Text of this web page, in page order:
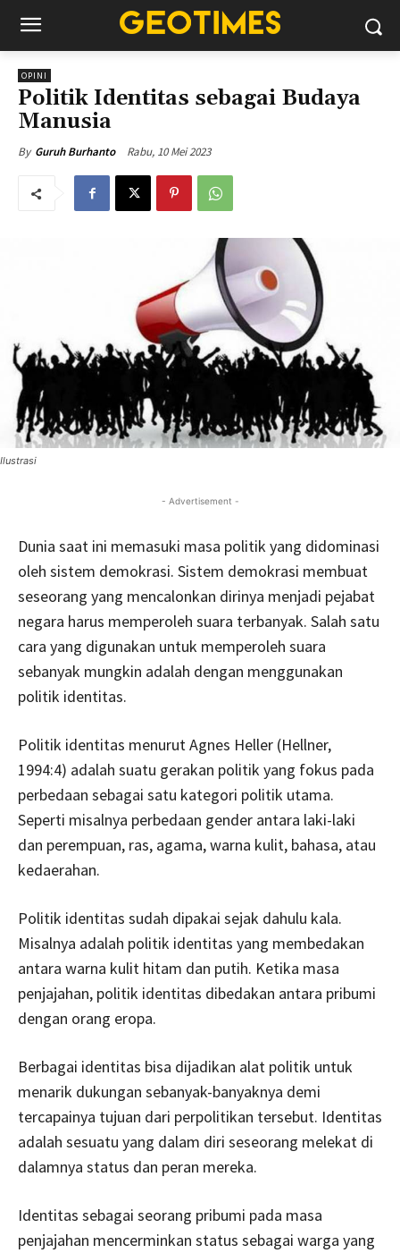
OPINI
Politik Identitas sebagai Budaya
Manusia
By Guruh Burhanto Rabu, 10 Mei 2023
Ilustrasi
- Advertisement -
Dunia saat ini memasuki masa politik yang didominasi
oleh sistem demokrasi. Sistem demokrasi membuat
seseorang yang mencalonkan dirinya menjadi pejabat
negara harus memperoleh suara terbanyak. Salah satu
cara yang digunakan untuk memperoleh suara
sebanyak mungkin adalah dengan menggunakan
politik identitas.
Politik identitas menurut Agnes Heller (Hellner,
1994:4) adalah suatu gerakan politik yang fokus pada
perbedaan sebagai satu kategori politik utama.
Seperti misalnya perbedaan gender antara laki-laki
dan perempuan, ras, agama, warna kulit, bahasa, atau
kedaerahan.
Politik identitas sudah dipakai sejak dahulu kala.
Misalnya adalah politik identitas yang membedakan
antara warna kulit hitam dan putih. Ketika masa
penjajahan, politik identitas dibedakan antara pribumi
dengan orang eropa.
Berbagai identitas bisa dijadikan alat politik untuk
menarik dukungan sebanyak-banyaknya demi
tercapainya tujuan dari perpolitikan tersebut. Identitas
adalah sesuatu yang dalam diri seseorang melekat di
dalamnya status dan peran mereka.
Identitas sebagai seorang pribumi pada masa
penjajahan mencerminkan status sebagai warga yang